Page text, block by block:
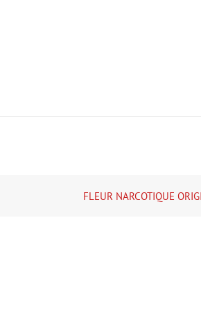
FLEUR NARCOTIQUE